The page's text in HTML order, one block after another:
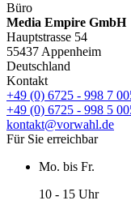
Büro
Media Empire GmbH
Hauptstrasse 54
55437 Appenheim
Deutschland
Kontakt
+49 (0) 6725 - 998 7
+49 (0) 6725 - 998 5
kontakt@vorwahl.de
Für Sie erreichbar
Mo. bis Fr.
10 - 15 Uhr